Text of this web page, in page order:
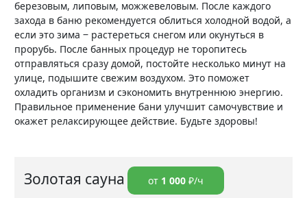
березовым, липовым, можжевеловым. После каждого
захода в баню рекомендуется облиться холодной водой, а
если это зима ‒ растереться снегом или окунуться в
прорубь. После банных процедур не торопитесь
отправляться сразу домой, постойте несколько минут на
улице, подышите свежим воздухом. Это поможет
охладить организм и сэкономить внутреннюю энергию.
Правильное применение бани улучшит самочувствие и
окажет релаксирующее действие. Будьте здоровы!
Золотая сауна от 1 000 ₽/ч